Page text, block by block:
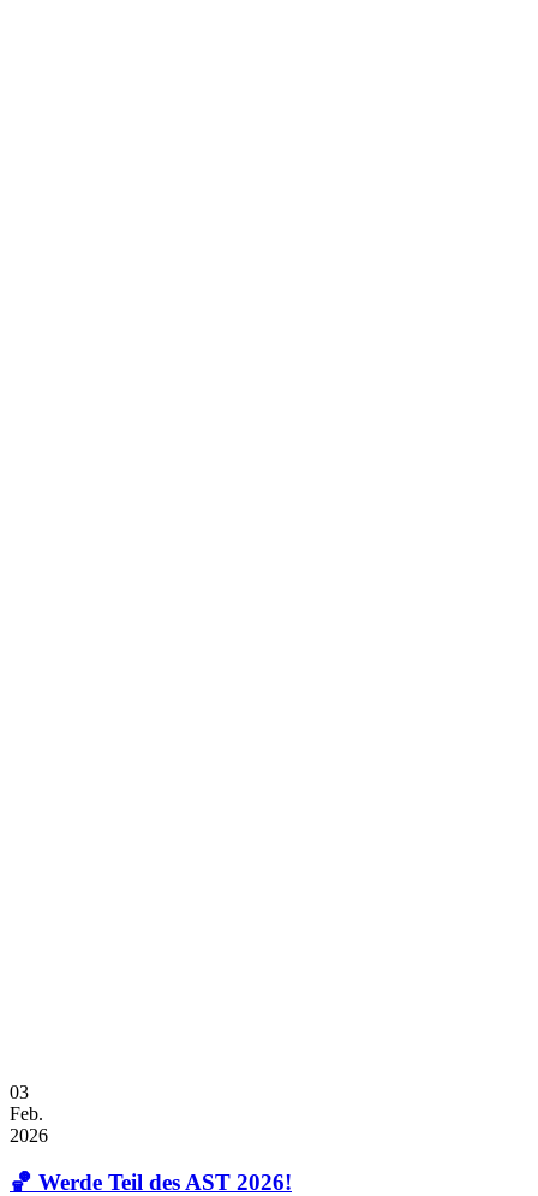
03
Feb.
2026
🏀 Werde Teil des AST 2026!